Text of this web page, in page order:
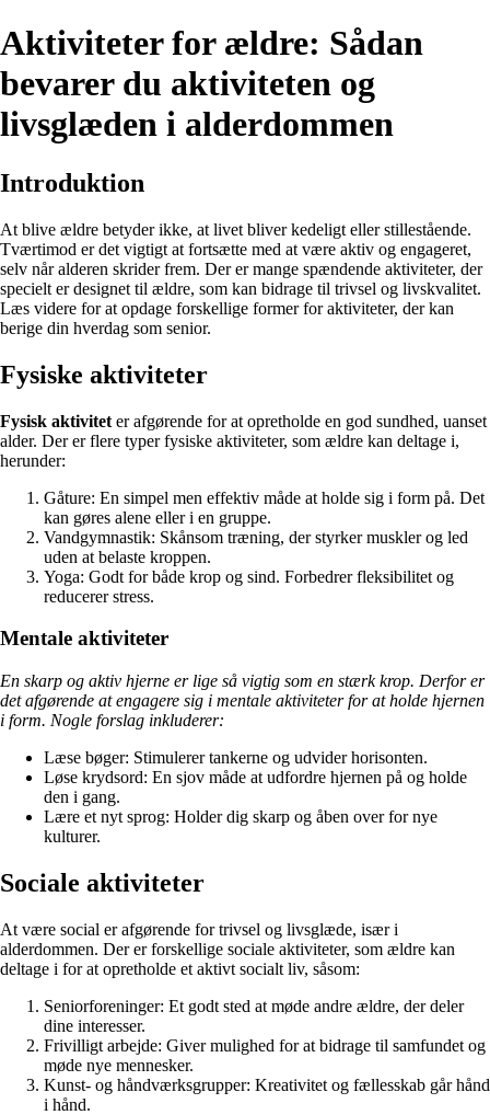
Aktiviteter for ældre: Sådan
bevarer du aktiviteten og
livsglæden i alderdommen
Introduktion
At blive ældre betyder ikke, at livet bliver kedeligt eller stillestående.
Tværtimod er det vigtigt at fortsætte med at være aktiv og engageret,
selv når alderen skrider frem. Der er mange spændende aktiviteter, der
specielt er designet til ældre, som kan bidrage til trivsel og livskvalitet.
Læs videre for at opdage forskellige former for aktiviteter, der kan
berige din hverdag som senior.
Fysiske aktiviteter
Fysisk aktivitet er afgørende for at opretholde en god sundhed, uanset
alder. Der er flere typer fysiske aktiviteter, som ældre kan deltage i,
herunder:
Gåture: En simpel men effektiv måde at holde sig i form på. Det
kan gøres alene eller i en gruppe.
Vandgymnastik: Skånsom træning, der styrker muskler og led
uden at belaste kroppen.
Yoga: Godt for både krop og sind. Forbedrer fleksibilitet og
reducerer stress.
Mentale aktiviteter
En skarp og aktiv hjerne er lige så vigtig som en stærk krop. Derfor er
det afgørende at engagere sig i mentale aktiviteter for at holde hjernen
i form. Nogle forslag inkluderer:
Læse bøger: Stimulerer tankerne og udvider horisonten.
Løse krydsord: En sjov måde at udfordre hjernen på og holde
den i gang.
Lære et nyt sprog: Holder dig skarp og åben over for nye
kulturer.
Sociale aktiviteter
At være social er afgørende for trivsel og livsglæde, især i
alderdommen. Der er forskellige sociale aktiviteter, som ældre kan
deltage i for at opretholde et aktivt socialt liv, såsom:
Seniorforeninger: Et godt sted at møde andre ældre, der deler
dine interesser.
Frivilligt arbejde: Giver mulighed for at bidrage til samfundet og
møde nye mennesker.
Kunst- og håndværksgrupper: Kreativitet og fællesskab går hånd
i hånd.